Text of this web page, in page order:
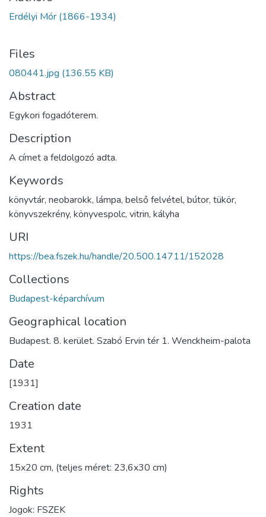
Erdélyi Mór (1866-1934)
Files
080441.jpg (136.55 KB)
Abstract
Egykori fogadóterem.
Description
A címet a feldolgozó adta.
Keywords
könyvtár, neobarokk, lámpa, belső felvétel, bútor, tükör,
könyvszekrény, könyvespolc, vitrin, kályha
URI
https://bea.fszek.hu/handle/20.500.14711/152028
Collections
Budapest-képarchívum
Geographical location
Budapest. 8. kerület. Szabó Ervin tér 1. Wenckheim-palota
Date
[1931]
Creation date
1931
Extent
15x20 cm, (teljes méret: 23,6x30 cm)
Rights
Jogok: FSZEK